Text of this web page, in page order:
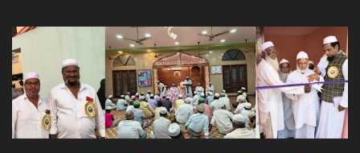
ஒருங்கிணைப்பாளர் திருவேங்கடம் மற்றும் செவிலியர்கள் தலைமையில்
நடைபெற்றது. நிகழ்ச்சியில் கண் மருத்துவர் இளையராஜா சிறப்பு
அழைப்பாளராக கலந்து கொண்டு குத்துவிளக்கு ஏற்றி நிகழ்ச்சினை
துவங்கி வைத்தார். நிகழ்ச்சிக்கு குமராட்சி வர்த்தக சங்கத் தலைவர்
கே.ஆர்.ஜி. தமிழ்வாணன் முன்னிலை வகித்தார். நிகழ்ச்சியில் செயலாளர்
மணிவண்ணன், ஒருங்கிணைப்பாளர் அப்துல்பாசித் மற்றும் சங்க